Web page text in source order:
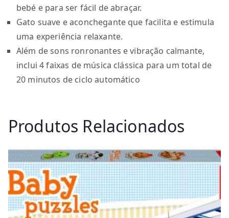
bebé e para ser fácil de abraçar.
Gato suave e aconchegante que facilita e estimula
uma experiência relaxante.
Além de sons ronronantes e vibração calmante,
inclui 4 faixas de música clássica para um total de
20 minutos de ciclo automático
Produtos Relacionados